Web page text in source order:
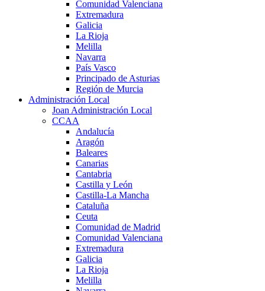
Comunidad Valenciana
Extremadura
Galicia
La Rioja
Melilla
Navarra
País Vasco
Principado de Asturias
Región de Murcia
Administración Local
Joan Administración Local
CCAA
Andalucía
Aragón
Baleares
Canarias
Cantabria
Castilla y León
Castilla-La Mancha
Cataluña
Ceuta
Comunidad de Madrid
Comunidad Valenciana
Extremadura
Galicia
La Rioja
Melilla